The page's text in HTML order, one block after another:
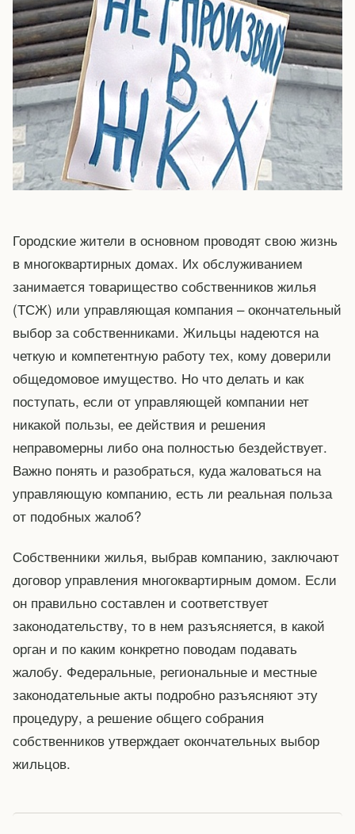
Городские жители в основном проводят свою жизнь
в многоквартирных домах. Их обслуживанием
занимается товарищество собственников жилья
(ТСЖ) или управляющая компания – окончательный
выбор за собственниками. Жильцы надеются на
четкую и компетентную работу тех, кому доверили
общедомовое имущество. Но что делать и как
поступать, если от управляющей компании нет
никакой пользы, ее действия и решения
неправомерны либо она полностью бездействует.
Важно понять и разобраться, куда жаловаться на
управляющую компанию, есть ли реальная польза
от подобных жалоб?
Собственники жилья, выбрав компанию, заключают
договор управления многоквартирным домом. Если
он правильно составлен и соответствует
законодательству, то в нем разъясняется, в какой
орган и по каким конкретно поводам подавать
жалобу. Федеральные, региональные и местные
законодательные акты подробно разъясняют эту
процедуру, а решение общего собрания
собственников утверждает окончательных выбор
жильцов.